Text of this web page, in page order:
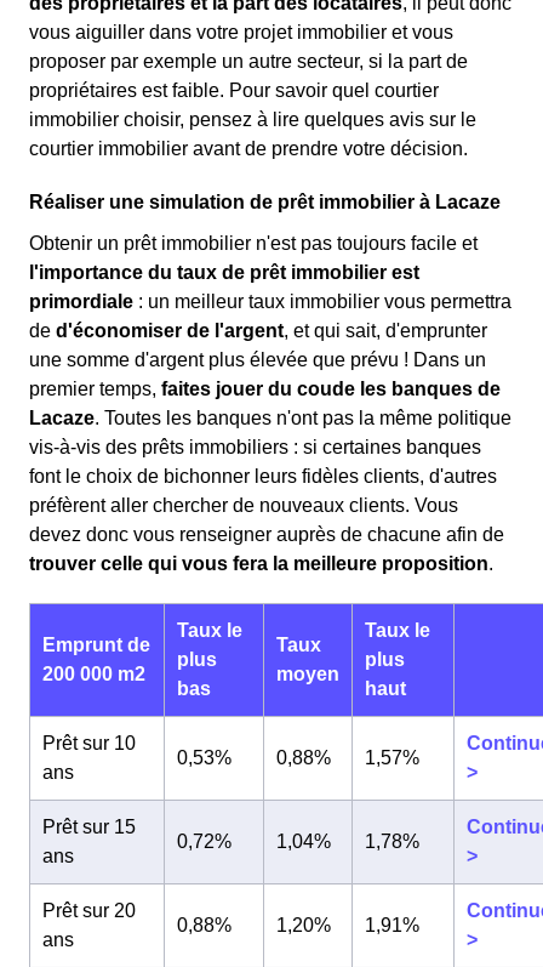
vous aiguiller dans votre projet immobilier et vous
proposer par exemple un autre secteur, si la part de
propriétaires est faible. Pour savoir quel courtier
immobilier choisir, pensez à lire quelques avis sur le
courtier immobilier avant de prendre votre décision.
Réaliser une simulation de prêt immobilier à Lacaze
Obtenir un prêt immobilier n'est pas toujours facile et
l'importance du taux de prêt immobilier est
primordiale : un meilleur taux immobilier vous permettra
de d'économiser de l'argent, et qui sait, d'emprunter
une somme d'argent plus élevée que prévu ! Dans un
premier temps, faites jouer du coude les banques de
Lacaze. Toutes les banques n'ont pas la même politique
vis-à-vis des prêts immobiliers : si certaines banques
font le choix de bichonner leurs fidèles clients, d'autres
préfèrent aller chercher de nouveaux clients. Vous
devez donc vous renseigner auprès de chacune afin de
trouver celle qui vous fera la meilleure proposition.
Emprunt de
200 000 m2
Taux le
plus
bas
Taux
moyen
Taux le
plus
haut
Prêt sur 10
ans
0,53% 0,88% 1,57%
>
Prêt sur 15
ans
0,72% 1,04% 1,78%
>
Prêt sur 20
ans
0,88% 1,20% 1,91%
>